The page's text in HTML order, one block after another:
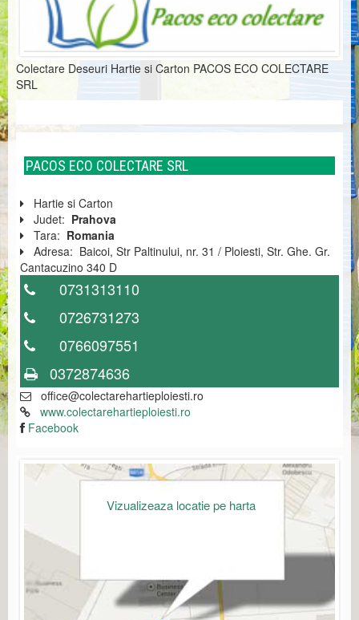
Colectare Deseuri Hartie si Carton PACOS ECO COLECTARE
SRL
PACOS ECO COLECTARE SRL
Hartie si Carton
Judet: Prahova
Tara: Romania
Adresa: Baicoi, Str Paltinului, nr. 31 / Ploiesti, Str. Ghe. Gr.
Cantacuzino 340 D
0731313110
0726731273
0766097551
0372874636
office@colectarehartieploiesti.ro
www.colectarehartieploiesti.ro
Facebook
Vizualizeaza locatie pe harta